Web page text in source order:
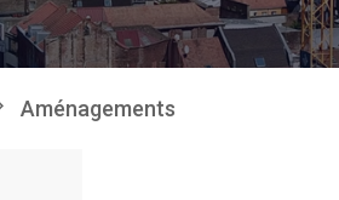
Aménagements